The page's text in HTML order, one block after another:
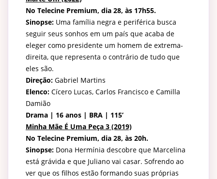
No Telecine Premium, dia 28, às 17h55.
Sinopse: Uma família negra e periférica busca
seguir seus sonhos em um país que acaba de
eleger como presidente um homem de extrema-
direita, que representa o contrário de tudo que
eles são.
Direção: Gabriel Martins
Elenco: Cícero Lucas, Carlos Francisco e Camilla
Damião
Drama | 16 anos | BRA | 115’
Minha Mãe É Uma Peça 3 (2019)
No Telecine Premium, dia 28, às 20h.
Sinopse: Dona Hermínia descobre que Marcelina
está grávida e que Juliano vai casar. Sofrendo ao
ver que os filhos estão formando suas próprias